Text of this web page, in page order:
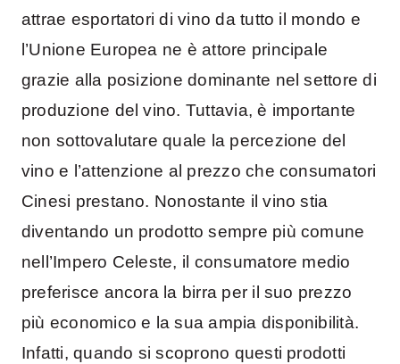
attrae esportatori di vino da tutto il mondo e
l’Unione Europea ne è attore principale
grazie alla posizione dominante nel settore di
produzione del vino. Tuttavia, è importante
non sottovalutare quale la percezione del
vino e l’attenzione al prezzo che consumatori
Cinesi prestano. Nonostante il vino stia
diventando un prodotto sempre più comune
nell’Impero Celeste, il consumatore medio
preferisce ancora la birra per il suo prezzo
più economico e la sua ampia disponibilità.
Infatti, quando si scoprono questi prodotti